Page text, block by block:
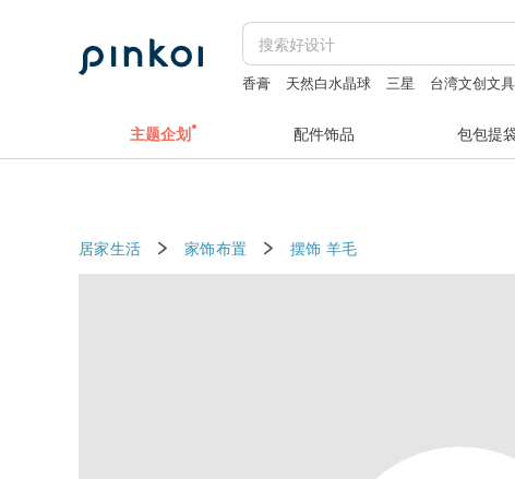
香膏 天然白水晶球 三星 台湾文创文具
主题企划 配件饰品 包包提
居家生活 家饰布置 摆饰 羊毛